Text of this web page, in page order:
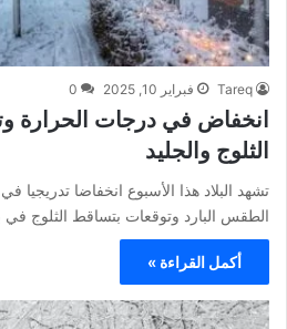
Tareq فبراير 10, 2025 0
انخفاض في درجات الحرارة
الثلوج والجليد
تشهد البلاد هذا الأسبوع انخفاضا تدريجيا
الطقس البارد وتوقعات بتساقط الثلوج
أكمل القراءة »